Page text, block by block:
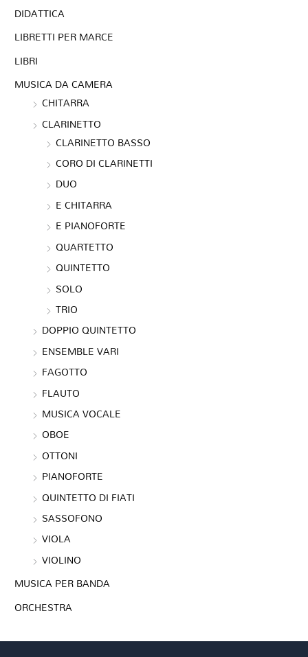
DIDATTICA
LIBRETTI PER MARCE
LIBRI
MUSICA DA CAMERA
CHITARRA
CLARINETTO
CLARINETTO BASSO
CORO DI CLARINETTI
DUO
E CHITARRA
E PIANOFORTE
QUARTETTO
QUINTETTO
SOLO
TRIO
DOPPIO QUINTETTO
ENSEMBLE VARI
FAGOTTO
FLAUTO
MUSICA VOCALE
OBOE
OTTONI
PIANOFORTE
QUINTETTO DI FIATI
SASSOFONO
VIOLA
VIOLINO
MUSICA PER BANDA
ORCHESTRA